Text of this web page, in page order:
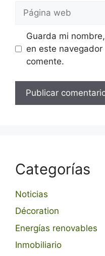
Página
Guarda mi
en este
comente.
Categorías
Noticias
Décoration
Energías renovables
Inmobiliario